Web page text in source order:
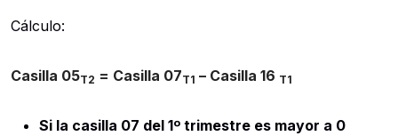
Cálculo:
Casilla 05T2 = Casilla 07T1 – Casilla 16 T1
Si la casilla 07 del 1º trimestre es mayor a 0